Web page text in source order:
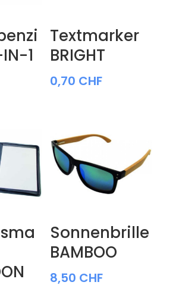
1
Textmarker
BRIGHT
0,70 CHF
Sonnenbrille
BAMBOO
8,50 CHF